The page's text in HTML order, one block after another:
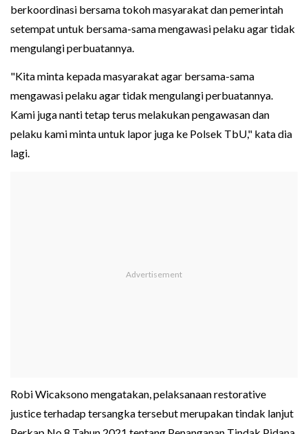
berkoordinasi bersama tokoh masyarakat dan pemerintah
setempat untuk bersama-sama mengawasi pelaku agar tidak
mengulangi perbuatannya.
"Kita minta kepada masyarakat agar bersama-sama
mengawasi pelaku agar tidak mengulangi perbuatannya.
Kami juga nanti tetap terus melakukan pengawasan dan
pelaku kami minta untuk lapor juga ke Polsek TbU," kata dia
lagi.
Robi Wicaksono mengatakan, pelaksanaan restorative
justice terhadap tersangka tersebut merupakan tindak lanjut